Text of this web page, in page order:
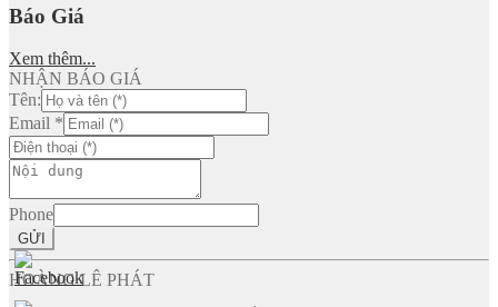
Báo Giá
Xem thêm...
NHẬN BÁO GIÁ
Tên:
Email *
Phone
GỬI
HOÀNG LÊ PHÁT